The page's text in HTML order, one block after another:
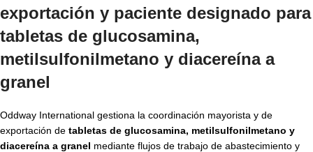
exportación y paciente designado para
tabletas de glucosamina,
metilsulfonilmetano y diacereína a
granel
Oddway International gestiona la coordinación mayorista y de
exportación de tabletas de glucosamina, metilsulfonilmetano y
diacereína a granel mediante flujos de trabajo de abastecimiento y